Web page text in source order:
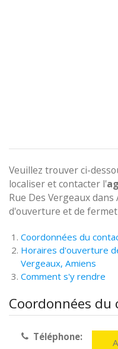
Veuillez trouver ci-
localiser et contacter l'
Rue Des Vergeaux
d'ouverture et de
Coordonnées du
Horaires d'ouverture
Vergeaux, Amiens
Comment s'y rendre
Coordonnées du
Téléphone: